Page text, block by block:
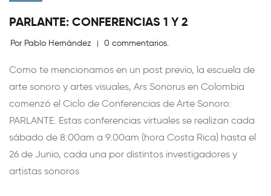
PARLANTE: CONFERENCIAS 1 Y 2
Por Pablo Hernández | 0 commentarios.
Como te mencionamos en un post previo, la escuela de
arte sonoro y artes visuales, Ars Sonorus en Colombia
comenzó el Ciclo de Conferencias de Arte Sonoro:
PARLANTE. Estas conferencias virtuales se realizan cada
sábado de 8:00am a 9:00am (hora Costa Rica) hasta el
26 de Junio, cada una por distintos investigadores y
artistas sonoros